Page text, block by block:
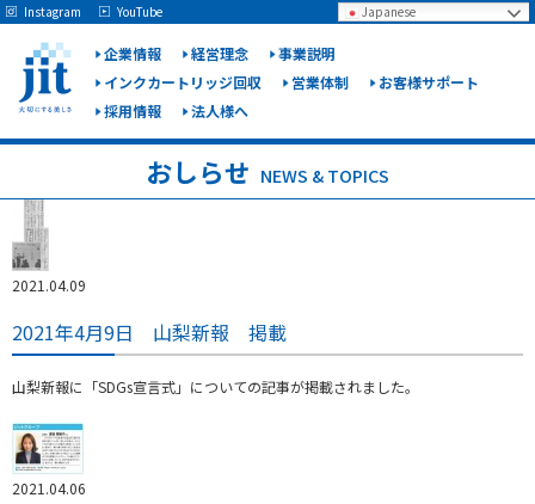
企業情報 経営理念
事業説明
インクカートリッジ回収
営業体制
お客様サポート
採用情報
法人様へ
Japanese
Instagram YouTube
おしらせ NEWS & TOPICS
2021.04.09
2021年4月9日 山梨新報 掲載
山梨新報に「SDGs宣言式」についての記事が掲載されました。
2021.04.06
May we use cookies to track your activities? We take your privacy very seriously.
Please see our privacy policy for details and any questions.YesNo